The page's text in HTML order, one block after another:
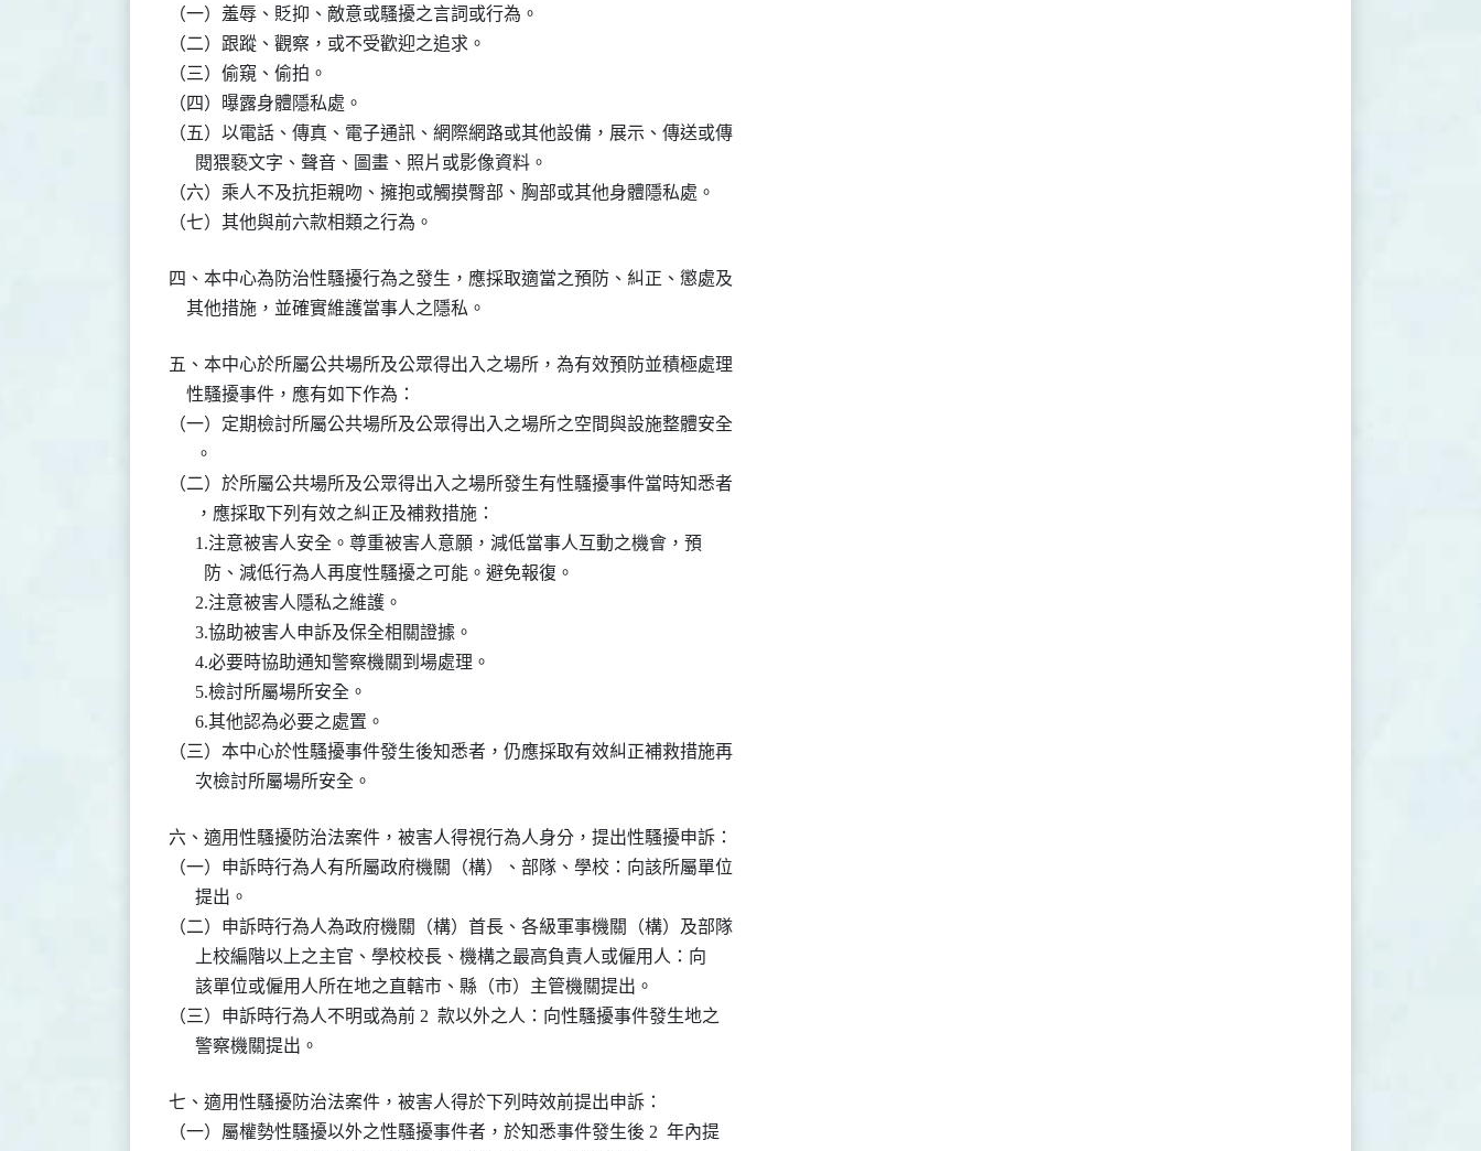
（一）羞辱、貶抑、敵意或騷擾之言詞或行為。
（二）跟蹤、觀察，或不受歡迎之追求。
（三）偷窺、偷拍。
（四）曝露身體隱私處。
（五）以電話、傳真、電子通訊、網際網路或其他設備，展示、傳送或傳
      閱猥褻文字、聲音、圖畫、照片或影像資料。
（六）乘人不及抗拒親吻、擁抱或觸摸臀部、胸部或其他身體隱私處。
（七）其他與前六款相類之行為。
四、本中心為防治性騷擾行為之發生，應採取適當之預防、糾正、懲處及
    其他措施，並確實維護當事人之隱私。
五、本中心於所屬公共場所及公眾得出入之場所，為有效預防並積極處理
    性騷擾事件，應有如下作為：
（一）定期檢討所屬公共場所及公眾得出入之場所之空間與設施整體安全
      。
（二）於所屬公共場所及公眾得出入之場所發生有性騷擾事件當時知悉者
      ，應採取下列有效之糾正及補救措施：
      1.注意被害人安全。尊重被害人意願，減低當事人互動之機會，預
        防、減低行為人再度性騷擾之可能。避免報復。
      2.注意被害人隱私之維護。
      3.協助被害人申訴及保全相關證據。
      4.必要時協助通知警察機關到場處理。
      5.檢討所屬場所安全。
      6.其他認為必要之處置。
（三）本中心於性騷擾事件發生後知悉者，仍應採取有效糾正補救措施再
      次檢討所屬場所安全。
六、適用性騷擾防治法案件，被害人得視行為人身分，提出性騷擾申訴：
（一）申訴時行為人有所屬政府機關（構）、部隊、學校：向該所屬單位
      提出。
（二）申訴時行為人為政府機關（構）首長、各級軍事機關（構）及部隊
      上校編階以上之主官、學校校長、機構之最高負責人或僱用人：向
      該單位或僱用人所在地之直轄市、縣（市）主管機關提出。
（三）申訴時行為人不明或為前 2  款以外之人：向性騷擾事件發生地之
      警察機關提出。
七、適用性騷擾防治法案件，被害人得於下列時效前提出申訴：
（一）屬權勢性騷擾以外之性騷擾事件者，於知悉事件發生後 2  年內提